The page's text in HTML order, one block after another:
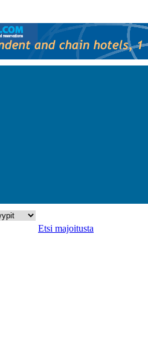
Etsi majoitusta